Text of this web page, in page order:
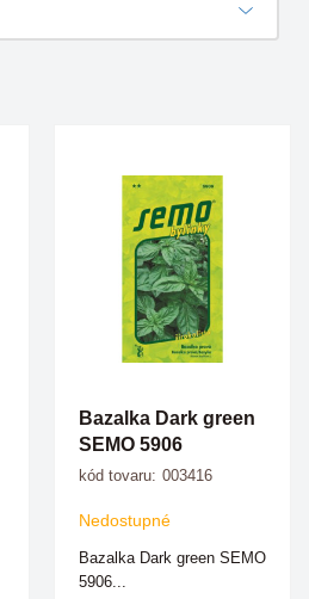
Bazalka Dark green
SEMO 5906
kód tovaru: 003416
Nedostupné
Bazalka Dark green SEMO
5906...